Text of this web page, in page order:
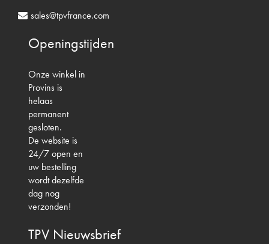
sales@tpvfrance.com
Openingstijden
Onze winkel in
Provins is
helaas
permanent
gesloten.
De website is
24/7 open en
uw bestelling
wordt dezelfde
dag nog
verzonden!
TPV Nieuwsbrief